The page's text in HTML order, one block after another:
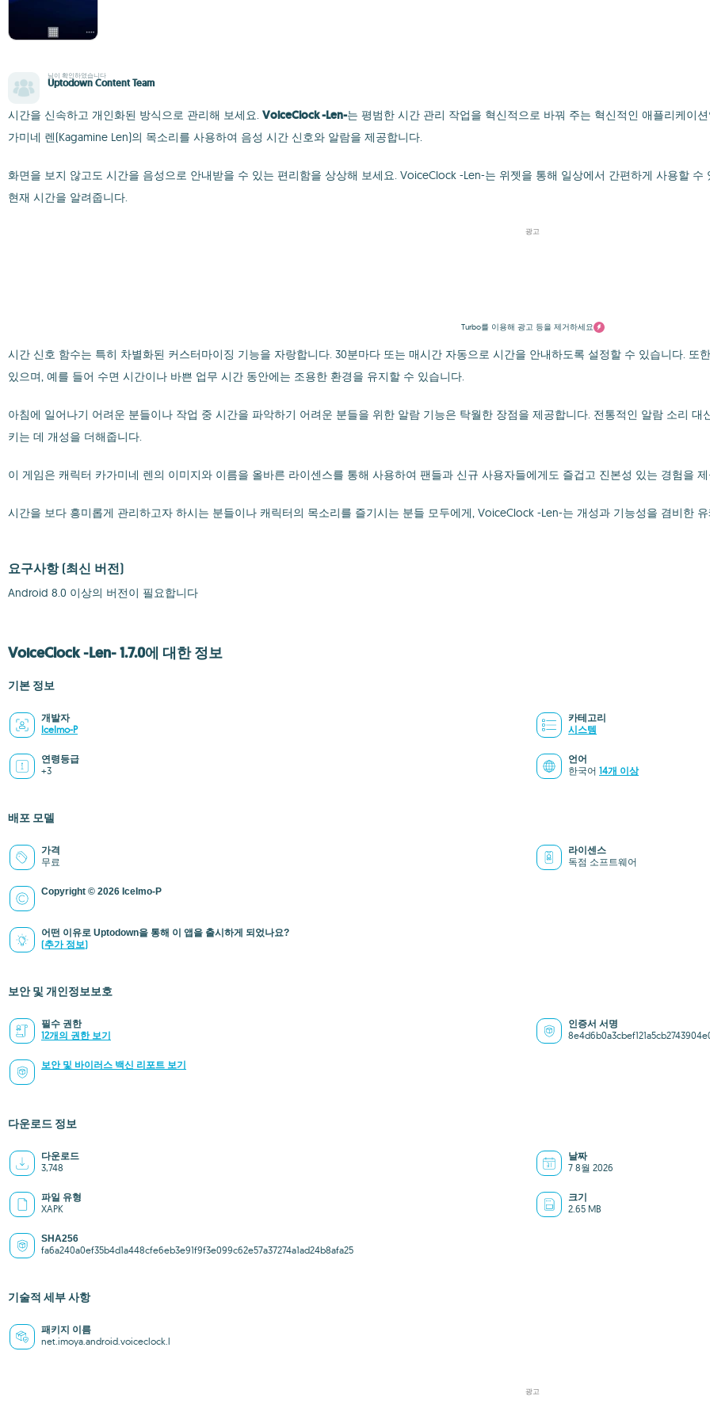
님이 확인하였습니다
Uptodown Content Team
시간을 신속하고 개인화된 방식으로 관리해 보세요. VoiceClock -Len-는 평범한 시간 관리 작업을 혁신적으로 바꿔 주는 혁신적인 애플리케이
가미네 렌(Kagamine Len)의 목소리를 사용하여 음성 시간 신호와 알람을 제공합니다.
화면을 보지 않고도 시간을 음성으로 안내받을 수 있는 편리함을 상상해 보세요. VoiceClock -Len-는 위젯을 통해 일상에서 간편하게 사용할
현재 시간을 알려줍니다.
광고
Turbo를 이용해 광고 등을 제거하세요
시간 신호 함수는 특히 차별화된 커스터마이징 기능을 자랑합니다. 30분마다 또는 매시간 자동으로 시간을 안내하도록 설정할 수 있습니다.
있으며, 예를 들어 수면 시간이나 바쁜 업무 시간 동안에는 조용한 환경을 유지할 수 있습니다.
아침에 일어나기 어려운 분들이나 작업 중 시간을 파악하기 어려운 분들을 위한 알람 기능은 탁월한 장점을 제공합니다. 전통적인 알람 소리
키는 데 개성을 더해줍니다.
이 게임은 캐릭터 카가미네 렌의 이미지와 이름을 올바른 라이센스를 통해 사용하여 팬들과 신규 사용자들에게도 즐겁고 진본성 있는 경험을
시간을 보다 흥미롭게 관리하고자 하시는 분들이나 캐릭터의 목소리를 즐기시는 분들 모두에게, VoiceClock -Len-는 개성과 기능성을 겸비한
요구사항 (최신 버전)
Android 8.0 이상의 버전이 필요합니다
VoiceClock -Len- 1.7.0에 대한 정보
기본 정보
개발자
IceImo-P
카테고리
시스템
연령등급
+3
언어
한국어 14개 이상
배포 모델
가격
무료
라이센스
독점 소프트웨어
Copyright © 2026 IceImo-P
어떤 이유로 Uptodown을 통해 이 앱을 출시하게 되었나요?
(추가 정보)
보안 및 개인정보보호
필수 권한
12개의 권한 보기
인증서 서명
보안 및 바이러스 백신 리포트 보기
다운로드 정보
다운로드
3,748
날짜
7 8월 2026
파일 유형
XAPK
크기
2.65 MB
SHA256
fa6a240a0ef35b4d1a448cfe6eb3e91f9f3e099c62e57a37274a1ad24b8afa25
기술적 세부 사항
패키지 이름
net.imoya.android.voiceclock.l
광고